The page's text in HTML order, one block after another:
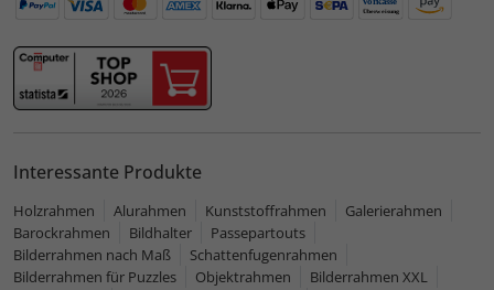
Interessante Produkte
Holzrahmen Alurahmen Kunststoffrahmen
Galerierahmen
Barockrahmen
Bildhalter
Passepartouts
Bilderrahmen nach Maß
Schattenfugenrahmen
Bilderrahmen für Puzzles
Objektrahmen
Bilderrahmen XXL